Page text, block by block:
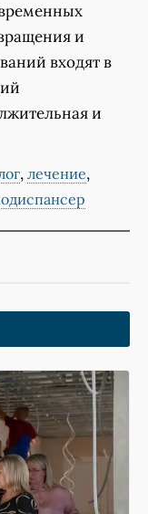
и
входят в
и
, лечение,